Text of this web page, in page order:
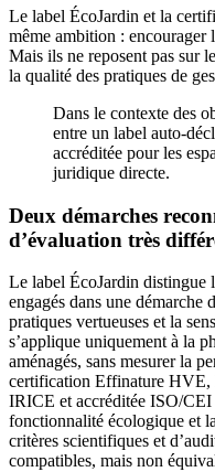
Le label ÉcoJardin et la
même ambition : encourager
Mais ils ne reposent pas sur
la qualité des pratiques de
Dans le contexte des
entre un label auto-
accréditée pour les
juridique directe.
Deux démarches
d’évaluation très
Le label ÉcoJardin distingue
engagés dans une
pratiques vertueuses et la
s’applique uniquement à la
aménagés, sans mesurer la
certification Effinature HVE,
IRICE et accréditée ISO/
fonctionnalité écologique et
critères scientifiques et
compatibles, mais non